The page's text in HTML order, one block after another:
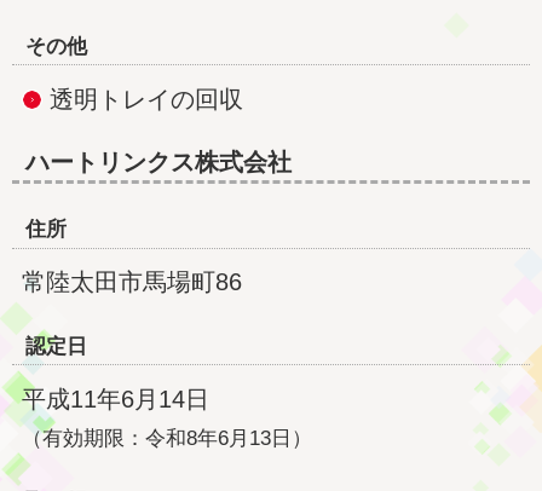
その他
透明トレイの回収
ハートリンクス株式会社
住所
常陸太田市馬場町86
認定日
平成11年6月14日
（有効期限：令和8年6月13日）